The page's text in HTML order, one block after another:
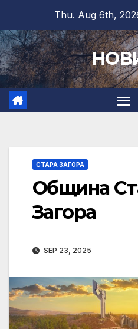
content
Thu. Aug 6th,
СТАРА ЗАГОРА
Община
Загора
SEP 23, 2025